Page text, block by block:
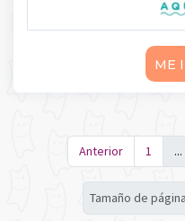
ME
Tamaño de página
Anterior 1 ...